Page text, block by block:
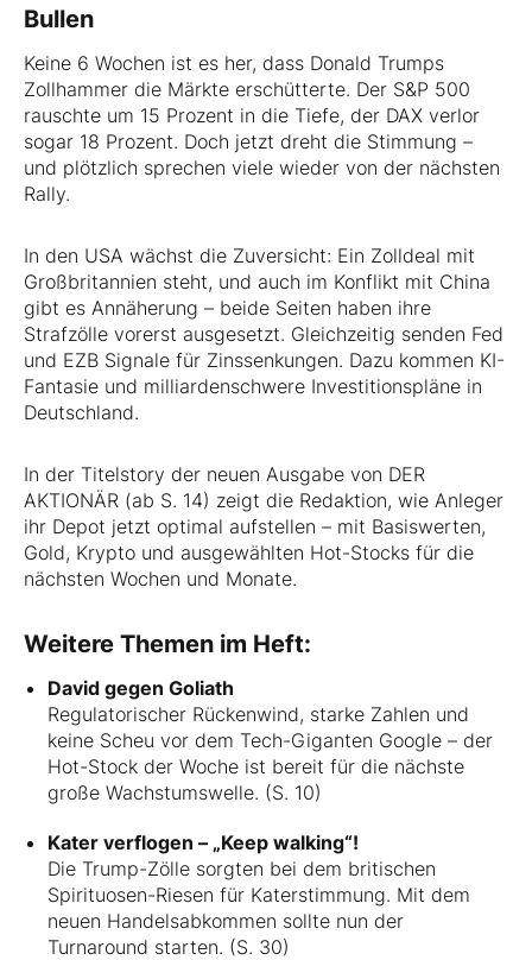
Bullen
Keine 6 Wochen ist es her, dass Donald Trumps
Zollhammer die Märkte erschütterte. Der S&P 500
rauschte um 15 Prozent in die Tiefe, der DAX verlor
sogar 18 Prozent. Doch jetzt dreht die Stimmung –
und plötzlich sprechen viele wieder von der nächsten
Rally.
In den USA wächst die Zuversicht: Ein Zolldeal mit
Großbritannien steht, und auch im Konflikt mit China
gibt es Annäherung – beide Seiten haben ihre
Strafzölle vorerst ausgesetzt. Gleichzeitig senden Fed
und EZB Signale für Zinssenkungen. Dazu kommen KI-
Fantasie und milliardenschwere Investitionspläne in
Deutschland.
In der Titelstory der neuen Ausgabe von DER
AKTIONÄR (ab S. 14) zeigt die Redaktion, wie Anleger
ihr Depot jetzt optimal aufstellen – mit Basiswerten,
Gold, Krypto und ausgewählten Hot-Stocks für die
nächsten Wochen und Monate.
Weitere Themen im Heft:
David gegen Goliath
Regulatorischer Rückenwind, starke Zahlen und
keine Scheu vor dem Tech-Giganten Google – der
Hot-Stock der Woche ist bereit für die nächste
große Wachstumswelle. (S. 10)
Kater verflogen – „Keep walking“!
Die Trump-Zölle sorgten bei dem britischen
Spirituosen-Riesen für Katerstimmung. Mit dem
neuen Handelsabkommen sollte nun der
Turnaround starten. (S. 30)